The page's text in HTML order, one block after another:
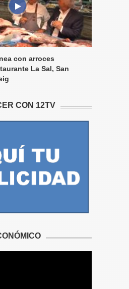
con arroces
La Sal, San
CON 12TV